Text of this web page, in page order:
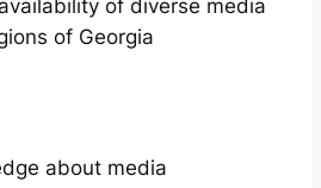
of diverse media
of Georgia
about media